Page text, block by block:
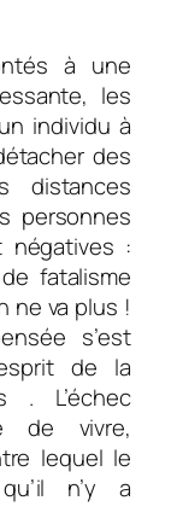
à une
les
individu à
des
distances
personnes
négatives :
fatalisme
ne va plus !
s’est
de la
. L’échec
de vivre,
lequel le
n’y a